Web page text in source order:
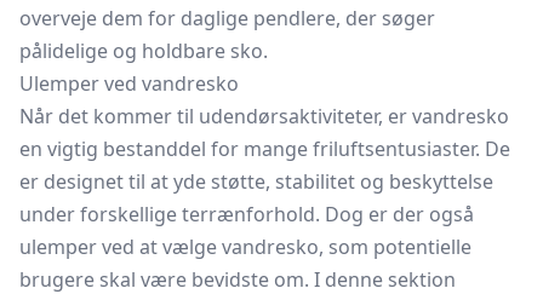
overveje dem for daglige pendlere, der søger
pålidelige og holdbare sko.
Ulemper ved vandresko
Når det kommer til udendørsaktiviteter, er vandresko
en vigtig bestanddel for mange friluftsentusiaster. De
er designet til at yde støtte, stabilitet og beskyttelse
under forskellige terrænforhold. Dog er der også
ulemper ved at vælge vandresko, som potentielle
brugere skal være bevidste om. I denne sektion